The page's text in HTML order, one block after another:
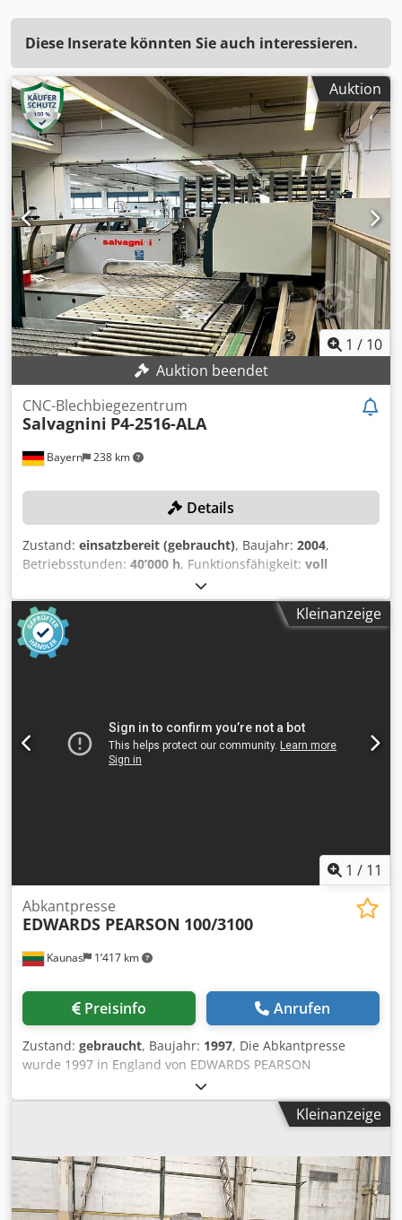
Diese Inserate könnten Sie auch interessieren.
Auktion
1 / 10
Auktion beendet
Bayern 238 km
CNC-Blechbiegezentrum
Salvagnini P4-2516-ALA
Details
Zustand: einsatzbereit (gebraucht), Baujahr: 2004,
Betriebsstunden: 40’000 h, Funktionsfähigkeit: voll
, Blechstärke Stahl (max.):
Blechstärke Aluminium (max.):3 mm, Arbeitsbreite:2’780
mm, Arbeitshöhe:
, TECHNISCHE DETAILS
Blechlänge max.: 2.780 mm Blechbreite max.: 1.500 mm
Abkantlänge max.: 2.550 mm Blechstärke bei Edelstahl: 2,5
Abmessungen & Gewicht Abmessungen: 12.500 x 7.400 x
2.600 mm Maschinengewicht ca.: 19.000 kg
Gesamtleistungsbedarf: 43 kW Betriebsstunden: 40.000 h
Kleinanzeige
1 / 11
Kaunas 1’417 km
Abkantpresse
EDWARDS PEARSON 100/3100
Preisinfo Anrufen
Zustand: gebraucht, Baujahr: 1997, Die Abkantpresse
wurde 1997 in England von EDWARDS PEARSON
hergestellt. Die Abkantpresse ist in gutem Zustand, wird
mit Werkzeug verkauft. Immer pünktlich gewartet und
gepflegt. Die Werkzeugmaschinen sind angeschlossen und
Modell: EDWARDS PEARSON 100/3100 PR6 Baujahr: 1997
Arbeitslänge: 3 100 mm Biegeleistung: 100 T Verfahrweg:
172 mm Abstand zwischen Tisch und Rahmen: 450 mm
Arbeitsgeschwindigkeit: 100 mm/s
Kleinanzeige